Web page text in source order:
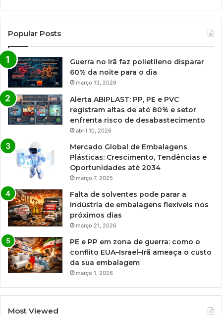
Popular Posts
Guerra no Irã faz polietileno disparar
60% da noite para o dia
março 13, 2026
Alerta ABIPLAST: PP, PE e PVC
registram altas de até 80% e setor
enfrenta risco de desabastecimento
abril 10, 2026
Mercado Global de Embalagens
Plásticas: Crescimento, Tendências e
Oportunidades até 2034
março 7, 2025
Falta de solventes pode parar a
indústria de embalagens flexíveis nos
próximos dias
março 21, 2026
PE e PP em zona de guerra: como o
conflito EUA–Israel–Irã ameaça o custo
da sua embalagem
março 1, 2026
Most Viewed